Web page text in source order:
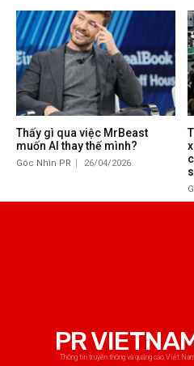
Thấy gì qua việc MrBeast
muốn AI thay thế mình?
Góc Nhìn PR 26/04/2026
PR
Thông tin truyền thông và quảng cáo Việt